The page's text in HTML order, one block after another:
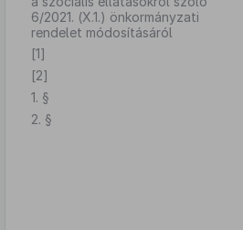
6/2021. (X.1.) önkormányzati
rendelet módosításáról
[1]
[2]
1. §
2. §